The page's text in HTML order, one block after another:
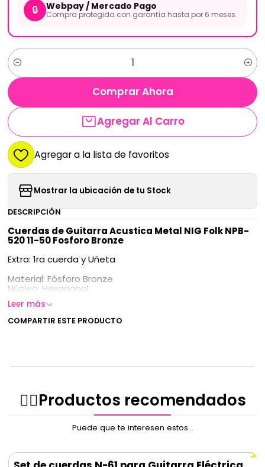
🔒 Webpay / Mercado Pago
Compra protegida con garantía hasta por 6 meses.
Cantidad
Agregar Al Carro
Comprar Ahora
Agregar a la lista de favoritos
Mostrar la ubicación de tu Stock
DESCRIPCIÓN
Cuerdas de Guitarra Acustica Metal NIG Folk NPB-
520 11-50 Fosforo Bronze
Extra: 1ra cuerda y Uñeta
Material: Fósforo Bronze
Núcleo: Hexagonal
Leer más
COMPARTIR ESTE PRODUCTO
✌🏻️Productos recomendados
Puede que te interesen estos...